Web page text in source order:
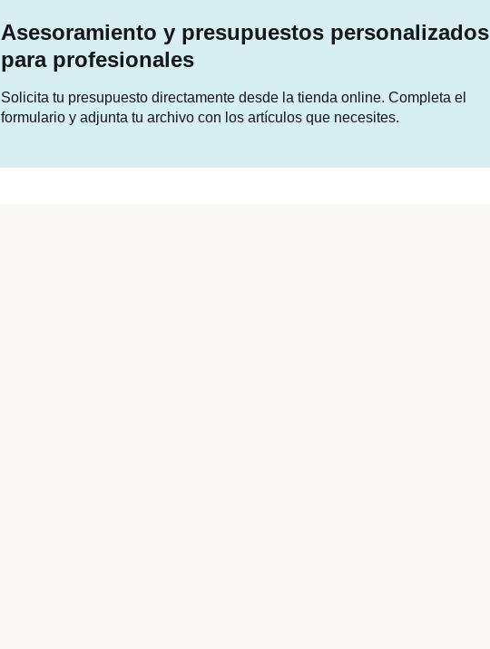
Asesoramiento y presupuestos personalizados
para profesionales
Solicita tu presupuesto directamente desde la tienda online. Completa el
formulario y adjunta tu archivo con los artículos que necesites.